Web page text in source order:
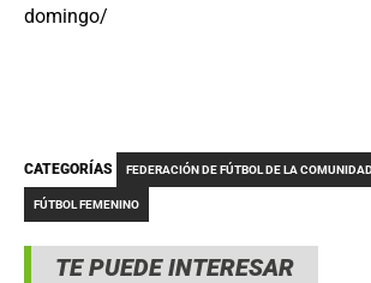
TE PUEDE INTERESAR
domingo/
CATEGORÍAS FEDERACIÓN DE FÚTBOL DE LA
FÚTBOL FEMENINO